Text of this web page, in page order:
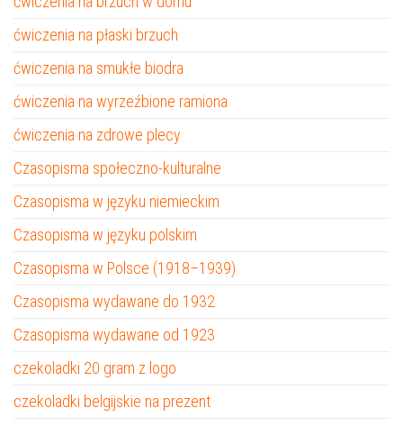
ćwiczenia na płaski brzuch
ćwiczenia na smukłe biodra
ćwiczenia na wyrzeźbione ramiona
ćwiczenia na zdrowe plecy
Czasopisma społeczno-kulturalne
Czasopisma w języku niemieckim
Czasopisma w języku polskim
Czasopisma w Polsce (1918–1939)
Czasopisma wydawane do 1932
Czasopisma wydawane od 1923
czekoladki 20 gram z logo
czekoladki belgijskie na prezent